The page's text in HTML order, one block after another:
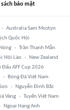
sách bảo mật
Australia Sam Mostyn
Quốc Hội
Trần Thanh Mẫn
Hội Lào
New Zealand
Đấu AFF Cup 2026
Bóng Đá Việt Nam
Nguyễn Đình Bắc
Vàng
Tuyển Việt Nam
Ngoại Hạng Anh